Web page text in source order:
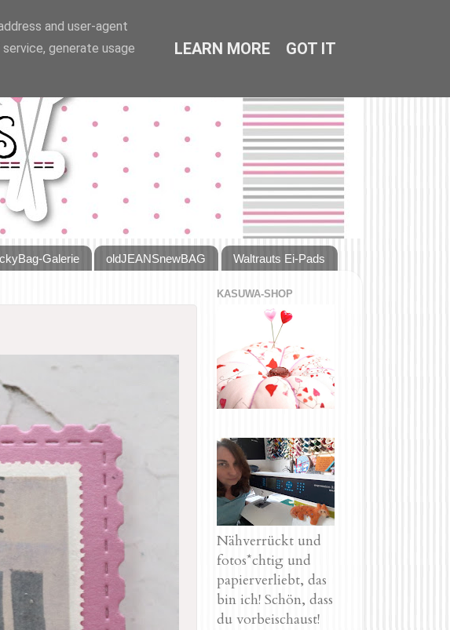
Galerie oldJEANSnewBAG Waltrauts Ei-Pads
KASUWA-SHOP
Nähverrückt und
fotos*chtig und
papierverliebt, das
bin ich! Schön, dass
du vorbeischaust!
and user-agent
generate usage
LEARN MORE GOT IT